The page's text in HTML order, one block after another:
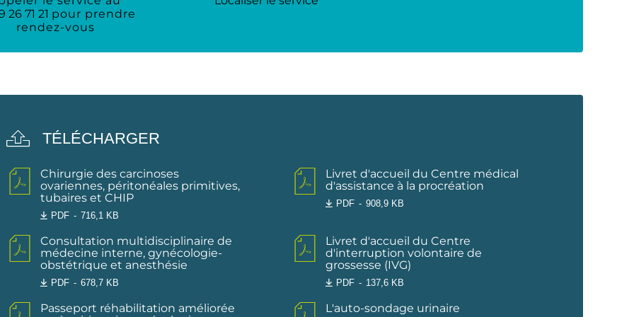
26 71 21 pour prendre
rendez-vous
TÉLÉCHARGER
Chirurgie des carcinoses
ovariennes, péritonéales primitives,
tubaires et CHIP
PDF 716,1 KB
Livret d'accueil du Centre médical
d'assistance à la procréation
PDF 908,9 KB
Consultation multidisciplinaire de
médecine interne, gynécologie-
obstétrique et anesthésie
PDF 678,7 KB
Livret d'accueil du Centre
d'interruption volontaire de
grossesse (IVG)
PDF 137,6 KB
Passeport réhabilitation améliorée
L'auto-sondage urinaire